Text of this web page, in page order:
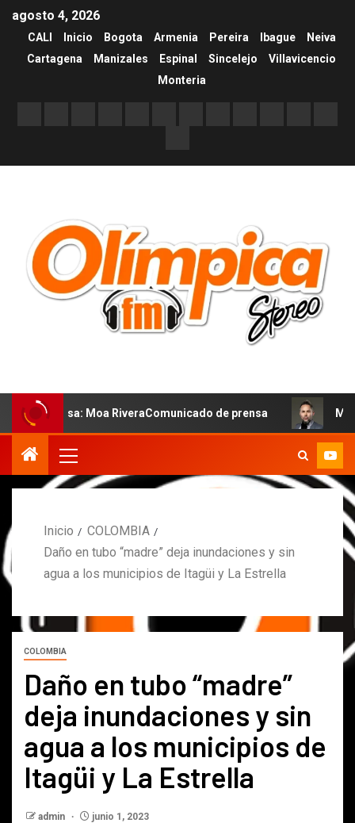
agosto 4, 2026
CALI Inicio Bogota Armenia Pereira Ibague
Neiva
Cartagena
Manizales Espinal Sincelejo
Villavicencio
Monteria
Moa RiveraComunicado de prensa MARCOS
Inicio
COLOMBIA
Daño en tubo “madre” deja inundaciones y sin
agua a los municipios de Itagüi y La Estrella
COLOMBIA
Daño en tubo “madre”
deja inundaciones y sin
agua a los municipios de
Itagüi y La Estrella
admin junio 1, 2023